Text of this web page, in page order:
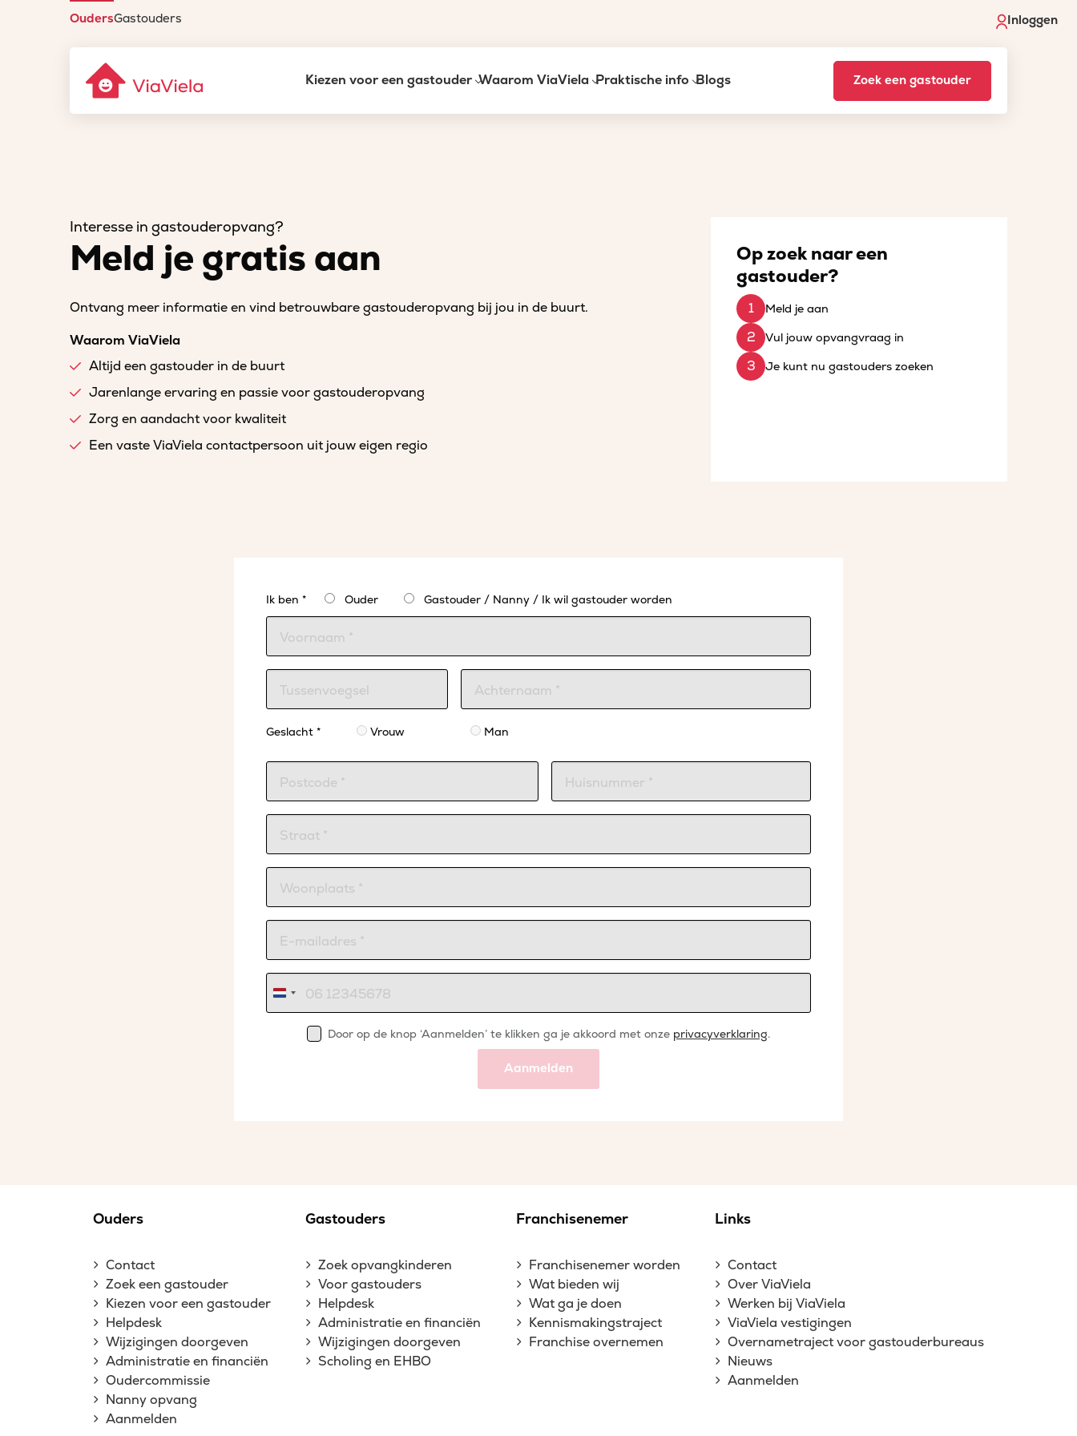
OudersGastouders Inloggen
Kiezen voor een gastouder Waarom ViaViela Praktische info Blogs Zoek een gastouder
Interesse in gastouderopvang?
Meld je gratis aan
Ontvang meer informatie en vind betrouwbare gastouderopvang bij jou in de buurt.
Waarom ViaViela
Altijd een gastouder in de buurt
Jarenlange ervaring en passie voor gastouderopvang
Zorg en aandacht voor kwaliteit
Een vaste ViaViela contactpersoon uit jouw eigen regio
Op zoek naar een
gastouder?
Meld je aan
Vul jouw opvangvraag in
Je kunt nu gastouders zoeken
Ik ben * Ouder Gastouder / Nanny / Ik wil gastouder worden
Geslacht * Vrouw Man
Nederland
+31
Door op de knop ‘Aanmelden’ te klikken ga je akkoord met onze privacyverklaring.
Aanmelden
Ouders
Contact
Zoek een gastouder
Kiezen voor een gastouder
Helpdesk
Wijzigingen doorgeven
Administratie en financiën
Oudercommissie
Nanny opvang
Aanmelden
Gastouders
Zoek opvangkinderen
Voor gastouders
Helpdesk
Administratie en financiën
Wijzigingen doorgeven
Scholing en EHBO
Franchisenemer
Franchisenemer worden
Wat bieden wij
Wat ga je doen
Kennismakingstraject
Franchise overnemen
Links
Contact
Over ViaViela
Werken bij ViaViela
ViaViela vestigingen
Overnametraject voor gastouderbureaus
Nieuws
Aanmelden